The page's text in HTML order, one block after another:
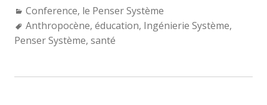
Categories:
Conference, le Penser Système
Tags:
Anthropocène, éducation, Ingénierie Système,
Penser Système, santé